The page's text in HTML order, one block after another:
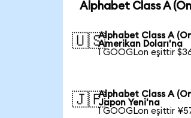
Alphabet Class A
🇺🇸Alphabet Class A
Amerikan Doları'na
1 GOOGLon eşittir
🇯🇵Alphabet Class A
Japon Yeni'na
1 GOOGLon eşittir